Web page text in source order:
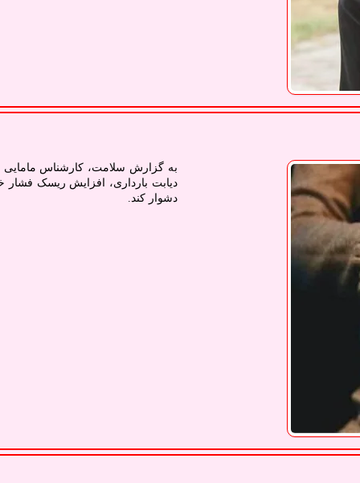
به گزارش سلامت، کارشناس
دیابت بارداری، افزایش ریسک فشار
دشوار کند.